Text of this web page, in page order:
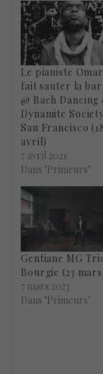
Le pianiste
fait sauter la
@ Bach Dancing
Dynamite
San Francisco
avril)
7 avril 2021
Dans "Primeurs"
Gentiane MG
Bourgie (23
7 mars 2023
Dans "Primeurs"